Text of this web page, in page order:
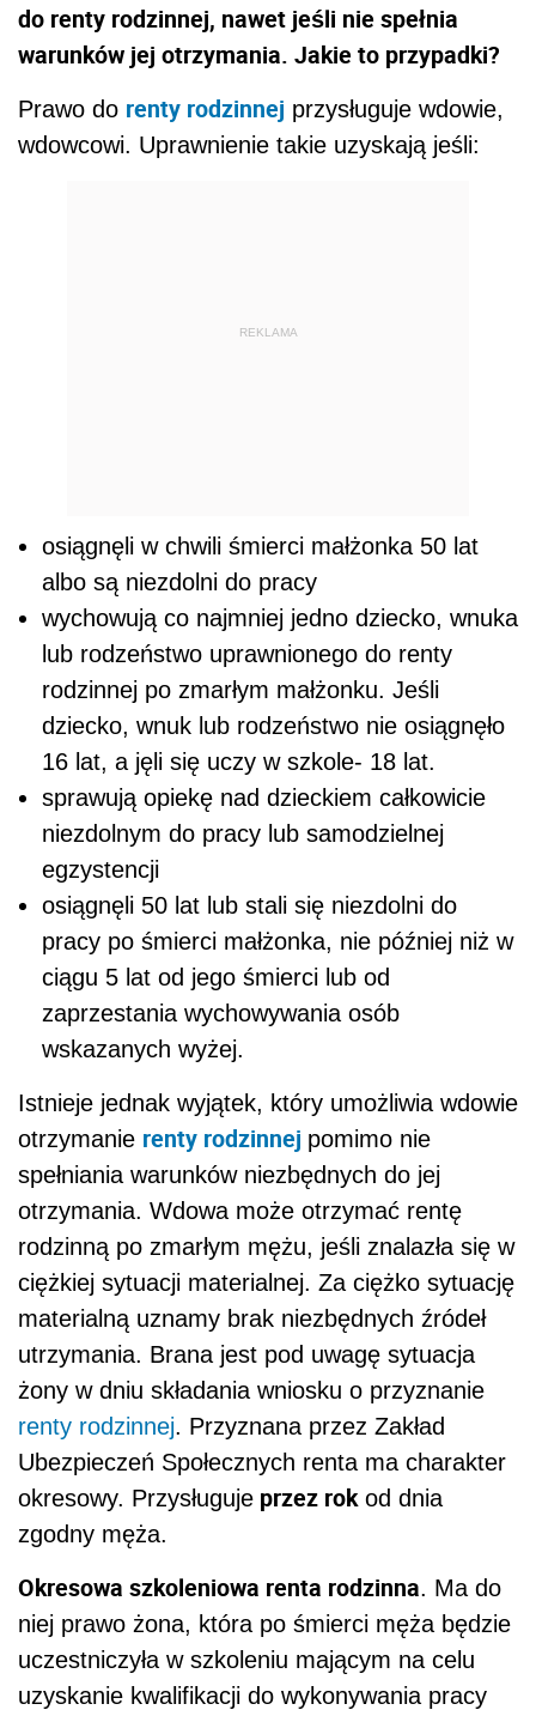
do renty rodzinnej, nawet jeśli nie spełnia
warunków jej otrzymania. Jakie to przypadki?
Prawo do renty rodzinnej przysługuje wdowie,
wdowcowi. Uprawnienie takie uzyskają jeśli:
REKLAMA
osiągnęli w chwili śmierci małżonka 50 lat
albo są niezdolni do pracy
wychowują co najmniej jedno dziecko, wnuka
lub rodzeństwo uprawnionego do renty
rodzinnej po zmarłym małżonku. Jeśli
dziecko, wnuk lub rodzeństwo nie osiągnęło
16 lat, a jęli się uczy w szkole- 18 lat.
sprawują opiekę nad dzieckiem całkowicie
niezdolnym do pracy lub samodzielnej
egzystencji
osiągnęli 50 lat lub stali się niezdolni do
pracy po śmierci małżonka, nie później niż w
ciągu 5 lat od jego śmierci lub od
zaprzestania wychowywania osób
wskazanych wyżej.
Istnieje jednak wyjątek, który umożliwia wdowie
otrzymanie renty rodzinnej pomimo nie
spełniania warunków niezbędnych do jej
otrzymania. Wdowa może otrzymać rentę
rodzinną po zmarłym mężu, jeśli znalazła się w
ciężkiej sytuacji materialnej. Za ciężko sytuację
materialną uznamy brak niezbędnych źródeł
utrzymania. Brana jest pod uwagę sytuacja
żony w dniu składania wniosku o przyznanie
renty rodzinnej. Przyznana przez Zakład
Ubezpieczeń Społecznych renta ma charakter
okresowy. Przysługuje przez rok od dnia
zgodny męża.
Okresowa szkoleniowa renta rodzinna. Ma do
niej prawo żona, która po śmierci męża będzie
uczestniczyła w szkoleniu mającym na celu
uzyskanie kwalifikacji do wykonywania pracy